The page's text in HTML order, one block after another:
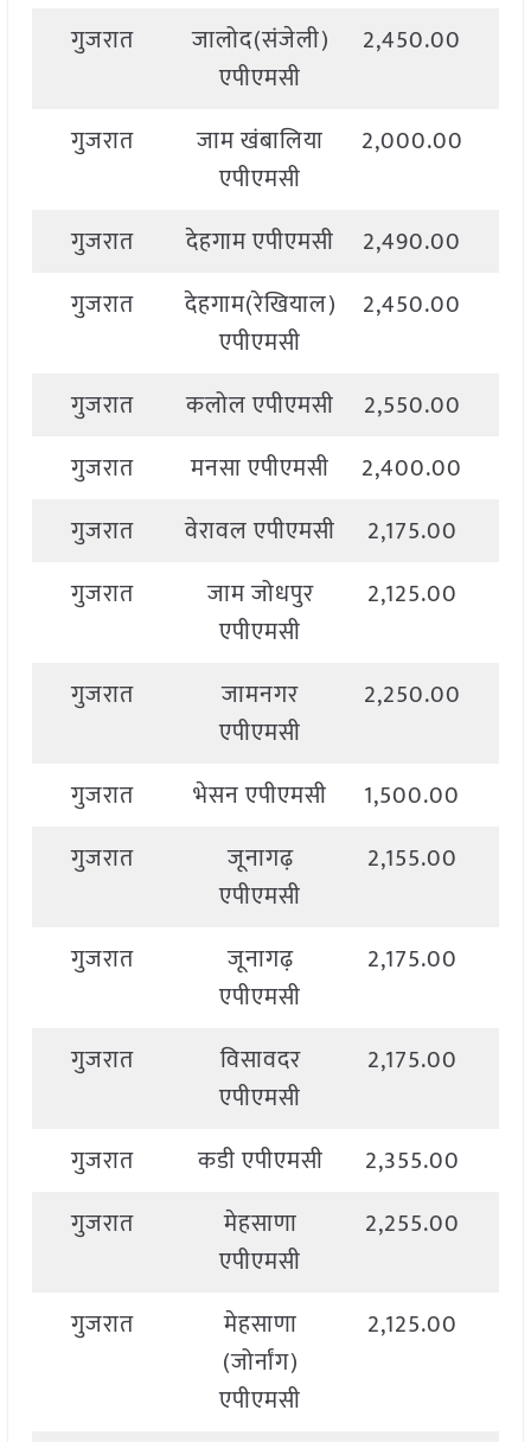
गुजरात
जालोद(संजेली)
एपीएमसी
2,450.00
गुजरात
जाम खंबालिया
एपीएमसी
2,000.00
गुजरात देहगाम एपीएमसी 2,490.00
गुजरात
देहगाम(रेखियाल)
एपीएमसी
2,450.00
गुजरात कलोल एपीएमसी 2,550.00
गुजरात
मनसा एपीएमसी 2,400.00
गुजरात
वेरावल एपीएमसी 2,175.00
गुजरात
जाम जोधपुर
एपीएमसी
2,125.00
गुजरात
जामनगर
एपीएमसी
2,250.00
गुजरात भेसन एपीएमसी 1,500.00
गुजरात
जूनागढ़
एपीएमसी
2,155.00
गुजरात
जूनागढ़
एपीएमसी
2,175.00
गुजरात
विसावदर
एपीएमसी
2,175.00
गुजरात कडी एपीएमसी 2,355.00
गुजरात
मेहसाणा
एपीएमसी
2,255.00
गुजरात
मेहसाणा
(जोर्नांग)
एपीएमसी
2,125.00